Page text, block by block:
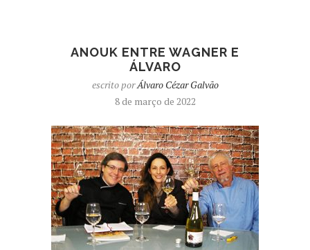
ANOUK ENTRE WAGNER E
ÁLVARO
escrito porÁlvaro Cézar Galvão
8 de março de 2022